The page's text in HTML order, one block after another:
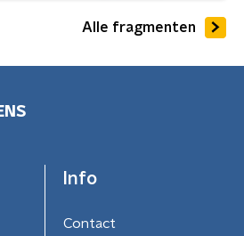
Alle fragmenten
Info
Contact